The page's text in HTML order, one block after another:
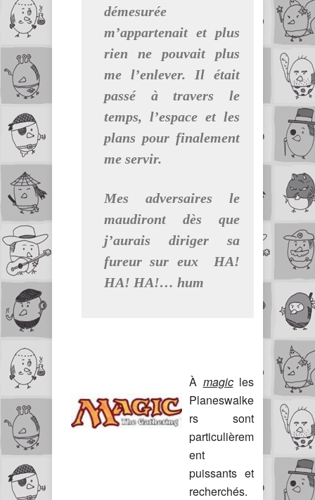
démesurée
m’appartenait et plus
rien ne pouvait plus
me l’enlever. Il était
passé à travers le
temps, l’espace et les
plans pour finalement
me servir.
Mes adversaires le
maudiront dès que
j’aurais diriger sa
fureur sur eux HA!
HA! HA!… hum
À magicles
Planeswalke
rs sont
particulièrem
ent
puissants et
recherchés.